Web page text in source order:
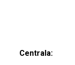
Centrala: